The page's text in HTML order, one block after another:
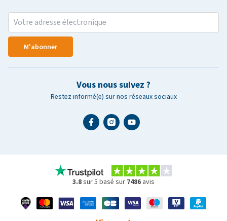
M'abonner
Vous nous suivez ?
Restez informé(e) sur nos réseaux sociaux
3.8sur 5 basé sur 7486 avis